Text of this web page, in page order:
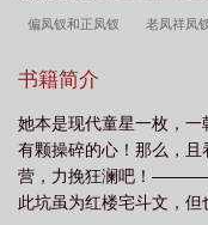
偏凤钗和正凤钗 老凤祥凤
游 凤钗头陆游唐婉
戴 云鬓凤钗 凤钗和凤
钗 凤钗头红酥手陆游
钗头 凤钗怎么读 凤钗
书籍简介
她本是现代童星一枚，
有颗操碎的心！那么，
营，力挽狂澜吧
此坑虽为红楼宅斗文，但